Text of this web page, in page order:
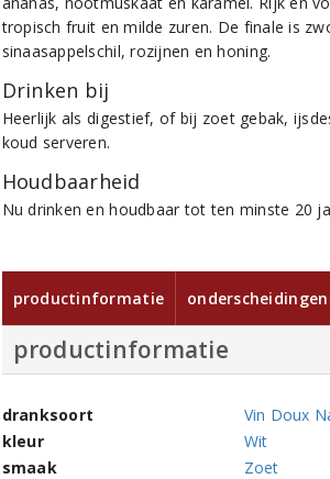
tropisch fruit en milde zuren. De finale is
sinaasappelschil, rozijnen en honing.
Drinken bij
Heerlijk als digestief, of bij zoet gebak,
koud serveren.
Houdbaarheid
Nu drinken en houdbaar tot ten minste 20
productinformatie onderscheidingen
productinformatie
dranksoort
Vin Doux
kleur
Wit
smaak
Zoet